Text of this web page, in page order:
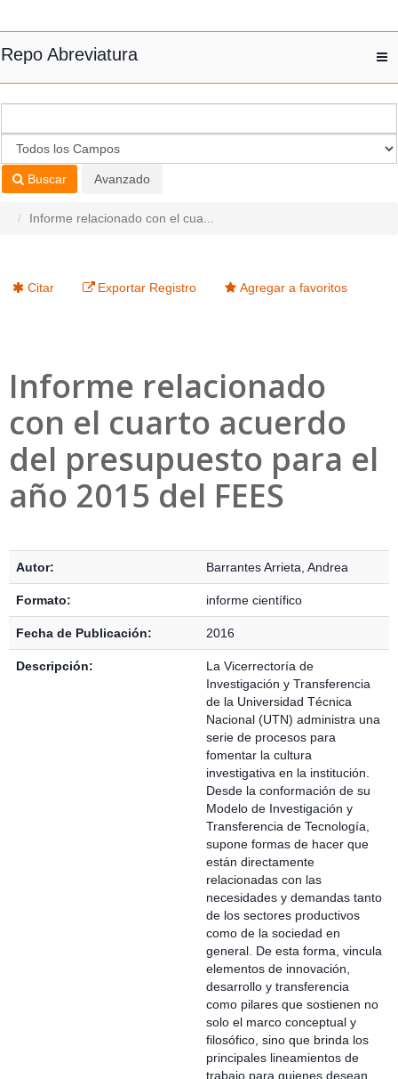
Repo Abreviatura
Buscar Avanzado
Informe relacionado con el cua...
Citar Exportar Registro Agregar a favoritos
Informe relacionado
con el cuarto acuerdo
del presupuesto para el
año 2015 del FEES
Autor: Barrantes Arrieta, Andrea
Formato: informe científico
Fecha de Publicación: 2016
Descripción:
La Vicerrectoría de
Investigación y Transferencia
de la Universidad Técnica
Nacional (UTN) administra una
serie de procesos para
fomentar la cultura
investigativa en la institución.
Desde la conformación de su
Modelo de Investigación y
Transferencia de Tecnología,
supone formas de hacer que
están directamente
relacionadas con las
necesidades y demandas tanto
de los sectores productivos
como de la sociedad en
general. De esta forma, vincula
elementos de innovación,
desarrollo y transferencia
como pilares que sostienen no
solo el marco conceptual y
filosófico, sino que brinda los
principales lineamientos de
trabajo para quienes desean